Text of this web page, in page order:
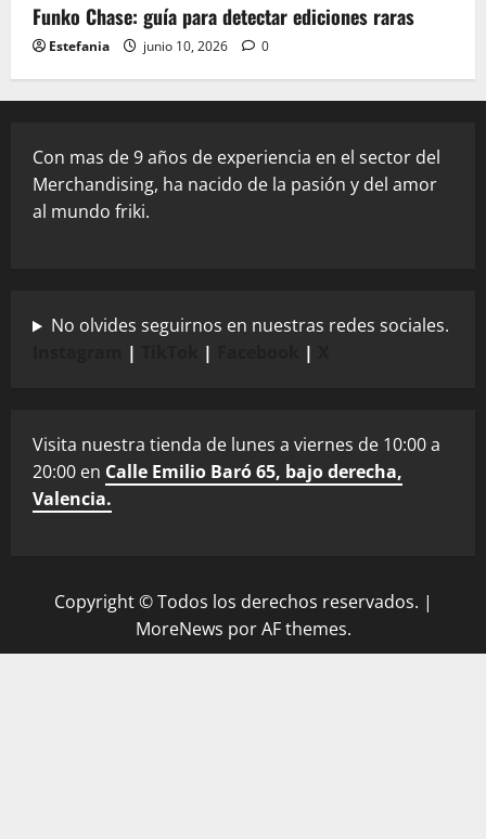
Funko Chase: guía para detectar ediciones raras
Estefania junio 10, 2026 0
Con mas de 9 años de experiencia en el sector del
Merchandising, ha nacido de la pasión y del amor
al mundo friki.
No olvides seguirnos en nuestras redes sociales.
| | |
Visita nuestra tienda de lunes a viernes de 10:00 a
20:00 en Calle Emilio Baró 65, bajo derecha,
Valencia.
Copyright © Todos los derechos reservados. |
MoreNews por AF themes.